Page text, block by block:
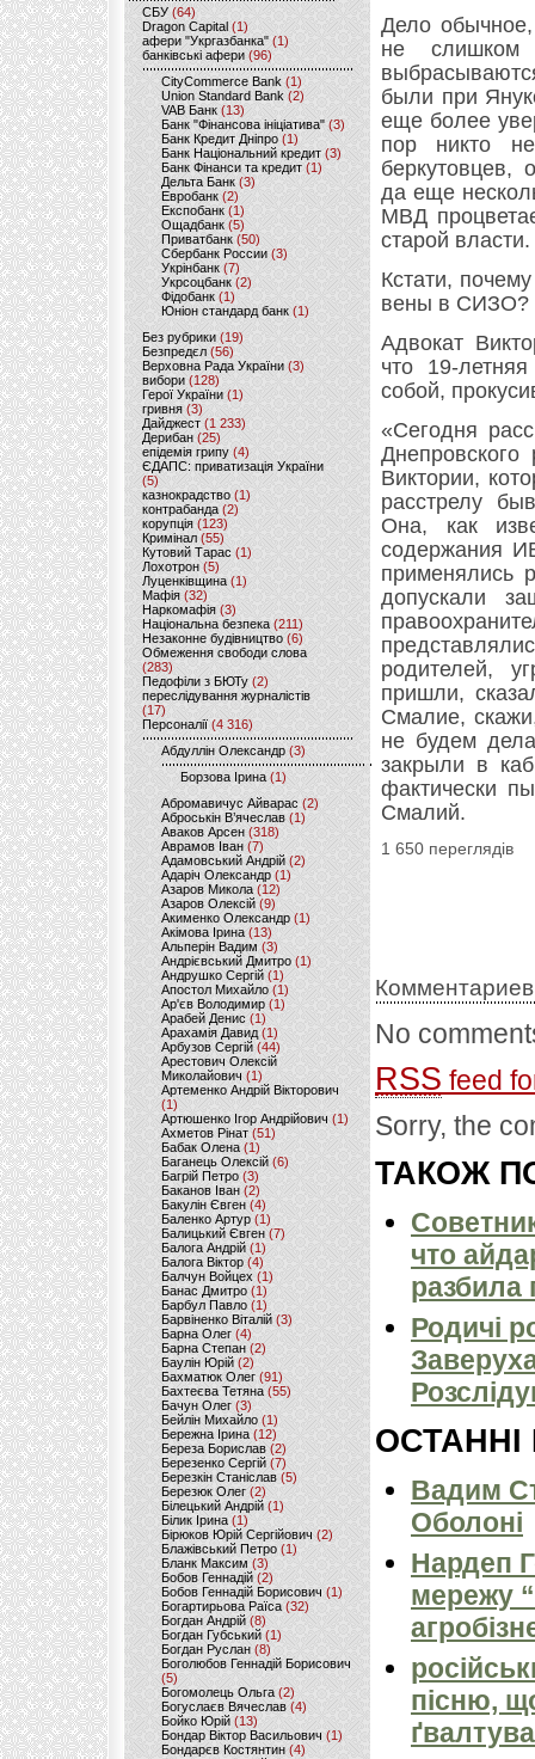
CБУ (64)
Dragon Capital (1)
афери "Укргазбанка" (1)
банківські афери (96)
CityCommerce Bank (1)
Union Standard Bank (2)
VAB Банк (13)
Банк "Фінансова ініціатива" (3)
Банк Кредит Дніпро (1)
Банк Національний кредит (3)
Банк Фінанси та кредит (1)
Дельта Банк (3)
Евробанк(2)
Експобанк (1)
Ощадбанк(5)
Приватбанк (50)
Сбербанк России (3)
Укрінбанк(7)
Укрсоцбанк (2)
Фідобанк (1)
Юніон стандард банк(1)
Без рубрики (19)
Безпредєл(56)
Верховна Рада України (3)
вибори(128)
Герої України(1)
гривня (3)
Дайджест (1 233)
Дерибан (25)
епідемія грипу (4)
ЄДАПС: приватизація України
(5)
казнокрадство (1)
контрабанда (2)
корупція (123)
Кримінал (55)
Кутовий Тарас (1)
Лохотрон(5)
Луценківщина (1)
Мафія (32)
Наркомафія (3)
Національна безпека (211)
Незаконне будівництво(6)
Обмеження свободи слова
(283)
Педофіли з БЮТу (2)
переслідування журналістів
(17)
Персоналії (4 316)
Абдуллін Олександр (3)
Борзова Ірина(1)
Абромавичус Айварас (2)
Аброськін В’ячеслав(1)
Аваков Арсен (318)
Аврамов Іван (7)
Адамовський Андрій(2)
Адаріч Олександр (1)
Азаров Микола (12)
Азаров Олексій (9)
Акименко Олександр(1)
Акімова Ірина(13)
Альперін Вадим (3)
Андрієвський Дмитро(1)
Андрушко Сергій(1)
Апостол Михайло(1)
Ар'єв Володимир (1)
Арабей Денис(1)
Арахамія Давид (1)
Арбузов Сергій (44)
Арестович Олексій
Миколайович(1)
Артеменко Андрій Вікторович
(1)
Артюшенко Ігор Андрійович(1)
Ахметов Рінат(51)
Бабак Олена(1)
Баганець Олексій(6)
Багрій Петро (3)
Баканов Іван(2)
Бакулін Євген (4)
Баленко Артур(1)
Балицький Євген(7)
Балога Андрій (1)
Балога Віктор (4)
Балчун Войцех (1)
Банас Дмитро (1)
Барбул Павло(1)
Барвіненко Віталій(3)
Барна Олег (4)
Барна Степан (2)
Баулін Юрій (2)
Бахматюк Олег (91)
Бахтеєва Тетяна(55)
Бачун Олег (3)
Бейлін Михайло (1)
Бережна Ірина(12)
Береза Борислав(2)
Березенко Сергій (7)
Березкін Станіслав (5)
Березюк Олег(2)
Білецький Андрій (1)
Білик Ірина (1)
Бірюков Юрій Сергійович (2)
Блажівський Петро (1)
Бланк Максим(3)
Бобов Геннадій (2)
Бобов Геннадій Борисович (1)
Богартирьова Раїса (32)
Богдан Андрій(8)
Богдан Губський (1)
Богдан Руслан(8)
Боголюбов Геннадій Борисович
(5)
Богомолець Ольга (2)
Богуслаєв Вячеслав (4)
Бойко Юрій (13)
Бондар Віктор Васильович (1)
Бондарєв Костянтин (4)
Дело
не слишком
были при
еще более
пор никто
беркутовцев,
да еще
МВД
старой власти.
Кстати,
вены в СИЗО?
Адвокат
что 19-
собой,
«Сегодня
Виктории,
расстрелу
Она, как
содержания
применялись
допускали
родителей,
пришли,
Смалие,
не будем
закрыли в
фактически
Смалий.
1 650 переглядів
No
RSS feed
Sorry, the
ТАКОЖ
что
разбила
Родичі
ОСТАННІ
Вадим
Оболоні
Нардеп
мережу
пісню,